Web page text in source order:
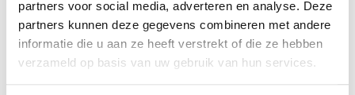
partners voor social media, adverteren en analyse. Deze
partners kunnen deze gegevens combineren met andere
informatie die u aan ze heeft verstrekt of die ze hebben
verzameld op basis van uw gebruik van hun services.
073-8000266